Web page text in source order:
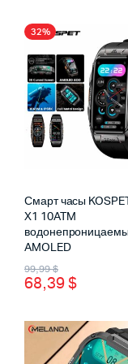
32%
Смарт часы
X1 10ATM
AMOLED
99,99$
цена
99,99 $.
68,39$
Текущая
цена: